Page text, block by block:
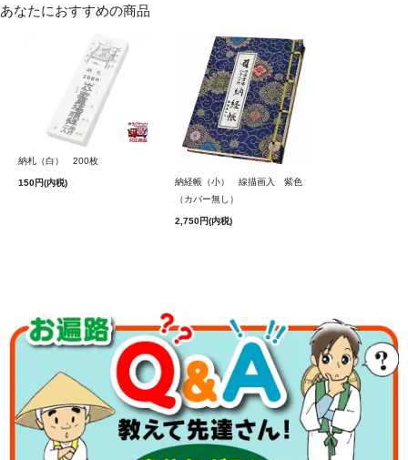
そして一番後ろには、空白ページが8ページ綴じられていま
あなたにおすすめの商品
納札（白） 200枚
150円(内税)
納経帳（小） 線描画入 紫色
（カバー無し）
2,750円(内税)